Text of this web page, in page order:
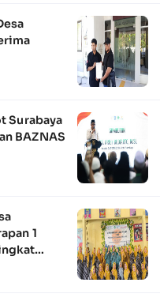
Surabaya
BAZNAS
1